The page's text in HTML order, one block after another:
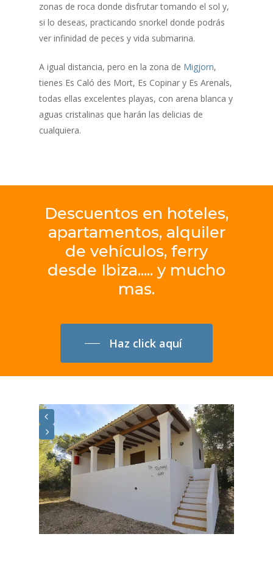
zonas de roca donde disfrutar tomando el sol y,
si lo deseas, practicando snorkel donde podrás
ver infinidad de peces y vida submarina.
A igual distancia, pero en la zona de Migjorn,
tienes Es Caló des Mort, Es Copinar y Es Arenals,
todas ellas excelentes playas, con arena blanca y
aguas cristalinas que harán las delicias de
cualquiera.
Descuentos en hoteles,
apartamentos, alquiler
de vehículos, ferry
desde Ibiza..... y mucho
mas.
Haz click aquí